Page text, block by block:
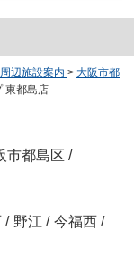
周辺施設案内 > 大阪市都
東都島店
市都島区 /
/ 野江 / 今福西 /